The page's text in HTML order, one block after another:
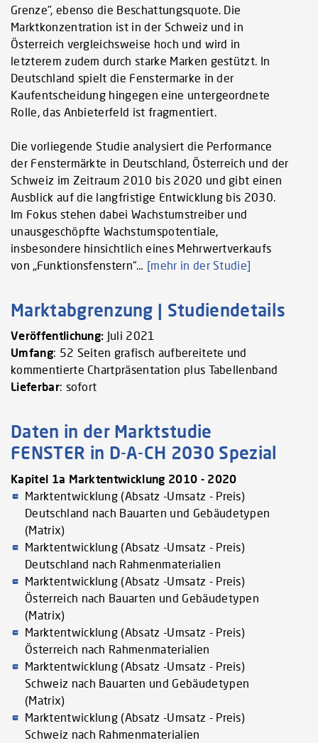
Grenze", ebenso die Beschattungsquote. Die
Marktkonzentration ist in der Schweiz und in
Österreich vergleichsweise hoch und wird in
letzterem zudem durch starke Marken gestützt. In
Deutschland spielt die Fenstermarke in der
Kaufentscheidung hingegen eine untergeordnete
Rolle, das Anbieterfeld ist fragmentiert.
Die vorliegende Studie analysiert die Performance
der Fenstermärkte in Deutschland, Österreich und der
Schweiz im Zeitraum 2010 bis 2020 und gibt einen
Ausblick auf die langfristige Entwicklung bis 2030.
Im Fokus stehen dabei Wachstumstreiber und
unausgeschöpfte Wachstumspotentiale,
insbesondere hinsichtlich eines Mehrwertverkaufs
von „Funktionsfenstern“… [mehr in der Studie]
Marktabgrenzung | Studiendetails
Veröffentlichung: Juli 2021
Umfang: 52 Seiten grafisch aufbereitete und
kommentierte Chartpräsentation plus Tabellenband
Lieferbar: sofort
Daten in der Marktstudie
FENSTER in D-A-CH 2030 Spezial
Kapitel 1a Marktentwicklung 2010 - 2020
Marktentwicklung (Absatz -Umsatz - Preis)
Deutschland nach Bauarten und Gebäudetypen
(Matrix)
Marktentwicklung (Absatz -Umsatz - Preis)
Deutschland nach Rahmenmaterialien
Marktentwicklung (Absatz -Umsatz - Preis)
Österreich nach Bauarten und Gebäudetypen
(Matrix)
Marktentwicklung (Absatz -Umsatz - Preis)
Österreich nach Rahmenmaterialien
Marktentwicklung (Absatz -Umsatz - Preis)
Schweiz nach Bauarten und Gebäudetypen
(Matrix)
Marktentwicklung (Absatz -Umsatz - Preis)
Schweiz nach Rahmenmaterialien